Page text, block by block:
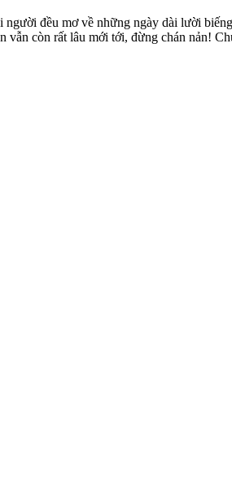
đều mơ về những ngày dài lười
còn rất lâu mới tới, đừng chán nản!